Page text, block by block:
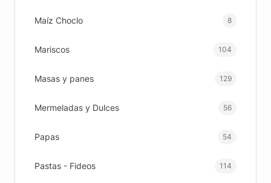
Maíz Choclo 8
Mariscos 104
Masas y panes 129
Mermeladas y Dulces 56
Papas 54
Pastas - Fideos 114